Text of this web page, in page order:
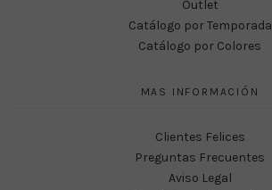
Outlet
Catálogo por Temporada
Catálogo por Colores
MAS INFORMACIÓN
Clientes Felices
Preguntas Frecuentes
Aviso Legal